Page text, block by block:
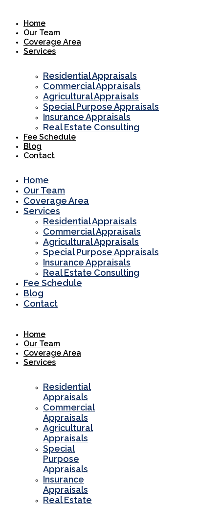
contentHome
Our Team
Coverage Area
Services
Residential Appraisals
Commercial Appraisals
Agricultural Appraisals
Special Purpose Appraisals
Insurance Appraisals
Real Estate Consulting
Fee Schedule
Blog
Contact
Home
Our Team
Coverage Area
Services
Residential Appraisals
Commercial Appraisals
Agricultural Appraisals
Special Purpose Appraisals
Insurance Appraisals
Real Estate Consulting
Fee Schedule
Blog
Contact
Home
Our Team
Coverage Area
Services
Residential
Appraisals
Commercial
Appraisals
Agricultural
Appraisals
Special
Purpose
Appraisals
Insurance
Appraisals
Real Estate